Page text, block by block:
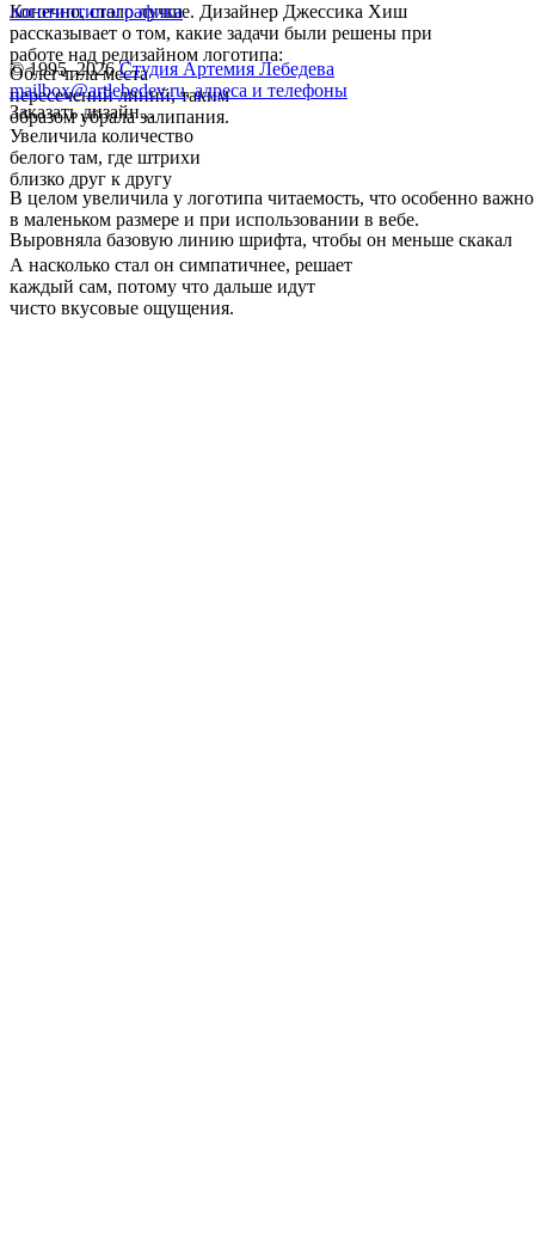
Конечно, стало лучше. Дизайнер Джессика Хиш
рассказывает о том, какие задачи были решены при
работе над редизайном логотипа:
Облегчила места
пересечений линий, таким
образом убрала залипания.
Увеличила количество
белого там, где штрихи
близко друг к другу
В целом увеличила у логотипа читаемость, что особенно важно
в маленьком размере и при использовании в вебе.
Выровняла базовую линию шрифта, чтобы он меньше скакал
А насколько стал он симпатичнее, решает
каждый сам, потому что дальше идут
чисто вкусовые ощущения.
логотиптипографика
© 1995–2026 Студия Артемия Лебедева
mailbox@artlebedev.ru, адреса и телефоны
Заказать дизайн...